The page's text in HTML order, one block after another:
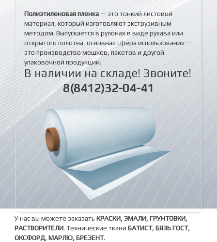
Полиэтиленовая пленка — это тонкий листовой
материал, который изготовляют экструзивным
методом. Выпускается в рулонах в виде рукава или
открытого полотна, основная сфера использования —
это производство мешков, пакетов и другой
упаковочной продукции.
В наличии на складе! Звоните!
8(8412)32-04-41
У нас вы можете заказать КРАСКИ, ЭМАЛИ, ГРУНТОВКИ,
РАСТВОРИТЕЛИ. Технические ткани БАТИСТ, БЯЗЬ ГОСТ,
ОКСФОРД, МАРЛЮ, БРЕЗЕНТ.